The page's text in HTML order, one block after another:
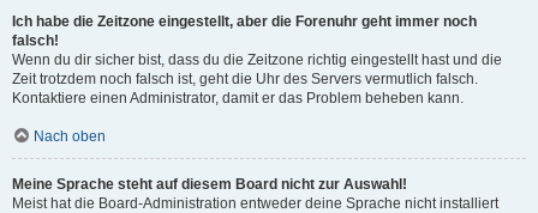
Ich habe die Zeitzone eingestellt, aber die Forenuhr geht immer noch
falsch!
Wenn du dir sicher bist, dass du die Zeitzone richtig eingestellt hast und die
Zeit trotzdem noch falsch ist, geht die Uhr des Servers vermutlich falsch.
Kontaktiere einen Administrator, damit er das Problem beheben kann.
Nach oben
Meine Sprache steht auf diesem Board nicht zur Auswahl!
Meist hat die Board-Administration entweder deine Sprache nicht installiert